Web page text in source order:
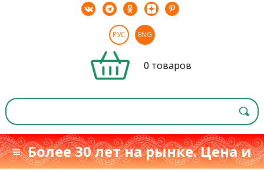
РУС ENG
0 товаров
≡ Более 30 лет на рынке. Цена и